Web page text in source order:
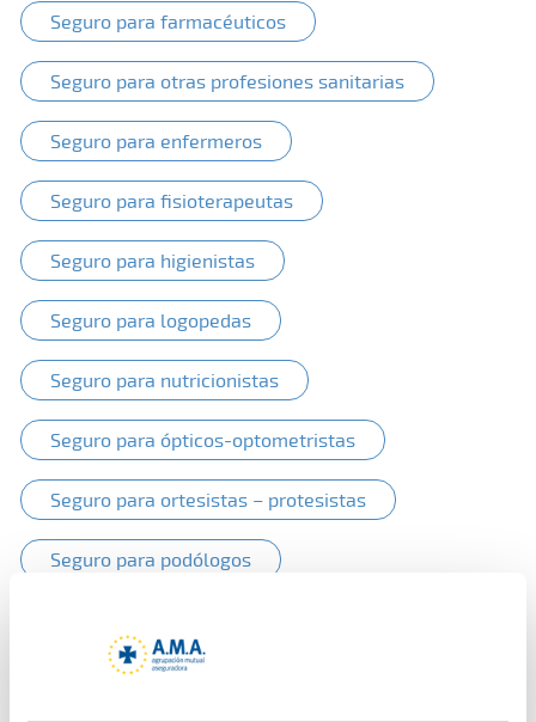
Seguro para farmacéuticos
Seguro para otras profesiones sanitarias
Seguro para enfermeros
Seguro para fisioterapeutas
Seguro para higienistas
Seguro para logopedas
Seguro para nutricionistas
Seguro para ópticos-optometristas
Seguro para ortesistas – protesistas
Seguro para podólogos
Seguro para psicólogos